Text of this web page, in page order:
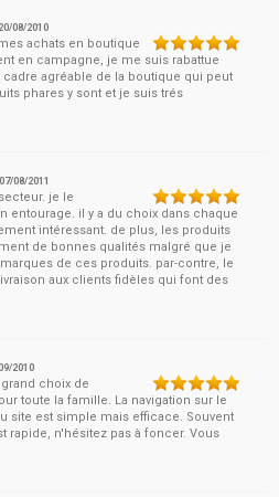
20/08/2010
achats en boutique
en campagne, je me suis rabattue
agréable de la boutique qui peut
phares y sont et je suis trés
07/08/2011
je le
entourage. il y a du choix dans chaque
intéressant. de plus, les produits
de bonnes qualités malgré que je
de ces produits. par-contre, le
aux clients fidèles qui font des
2010
choix de
toute la famille. La navigation sur le
site est simple mais efficace. Souvent
rapide, n'hésitez pas à foncer. Vous